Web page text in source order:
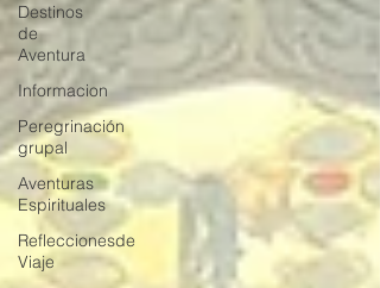
Destinos
de
Aventura
Informacion
Peregrinación
grupal
Aventuras
Espirituales
Refleccionesde
Viaje